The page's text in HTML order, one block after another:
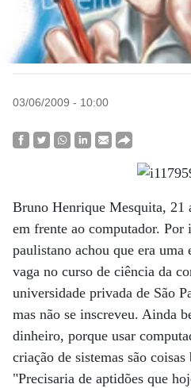
03/06/2009 - 10:00
Bruno Henrique Mesquita, 21
em frente ao computador. Por
paulistano achou que era
vaga no curso de ciência da
universidade privada de São
mas não se inscreveu. Ainda
dinheiro, porque usar
criação de sistemas são
"Precisaria de aptidões que